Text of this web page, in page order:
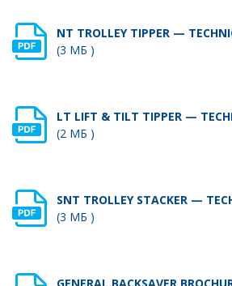
NT TROLLEY TIPPER —
(3 МБ )
LT LIFT & TILT TIPPER —
(2 МБ )
SNT TROLLEY STACKER —
(3 МБ )